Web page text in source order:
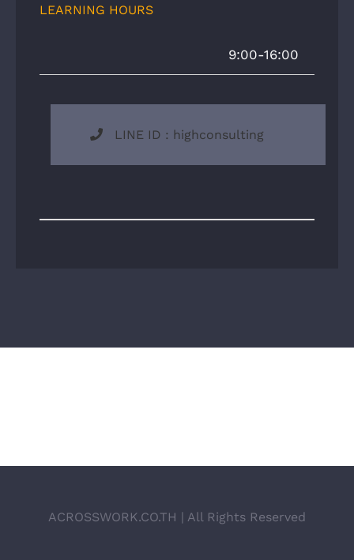
LEARNING HOURS
9:00-16:00
LINE ID : highconsulting
ACROSSWORK.CO.TH | All Rights Reserved